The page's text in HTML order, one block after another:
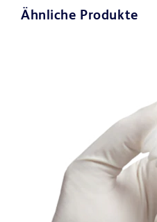
die
Ähnliche Produkte